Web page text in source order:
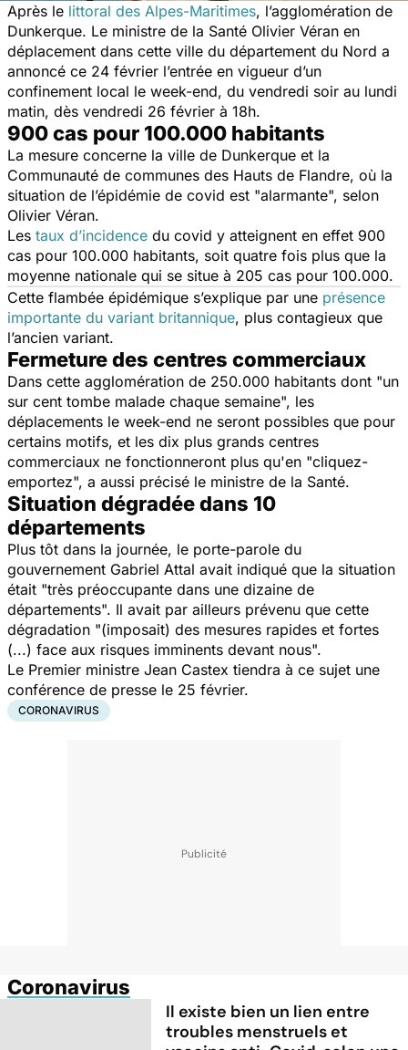
Après le littoral des Alpes-Maritimes, l’agglomération de
Dunkerque. Le ministre de la Santé Olivier Véran en
déplacement dans cette ville du département du Nord a
annoncé ce 24 février l’entrée en vigueur d’un
confinement local le week-end, du vendredi soir au lundi
matin, dès vendredi 26 février à 18h.
900 cas pour 100.000 habitants
La mesure concerne la ville de Dunkerque et la
Communauté de communes des Hauts de Flandre, où la
situation de l’épidémie de covid est "alarmante", selon
Olivier Véran.
Les taux d’incidence du covid y atteignent en effet 900
cas pour 100.000 habitants, soit quatre fois plus que la
moyenne nationale qui se situe à 205 cas pour 100.000.
Cette flambée épidémique s’explique par une présence
importante du variant britannique, plus contagieux que
l’ancien variant.
Fermeture des centres commerciaux
Dans cette agglomération de 250.000 habitants dont "un
sur cent tombe malade chaque semaine", les
déplacements le week-end ne seront possibles que pour
certains motifs, et les dix plus grands centres
commerciaux ne fonctionneront plus qu'en "cliquez-
emportez", a aussi précisé le ministre de la Santé.
Situation dégradée dans 10
départements
Plus tôt dans la journée, le porte-parole du
gouvernement Gabriel Attal avait indiqué que la situation
était "très préoccupante dans une dizaine de
départements". Il avait par ailleurs prévenu que cette
dégradation "(imposait) des mesures rapides et fortes
(...) face aux risques imminents devant nous".
Le Premier ministre Jean Castex tiendra à ce sujet une
conférence de presse le 25 février.
CORONAVIRUS
Coronavirus
Il existe bien un lien entre
troubles menstruels et